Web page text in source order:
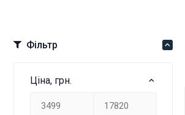
Фільтр
Ціна, грн.